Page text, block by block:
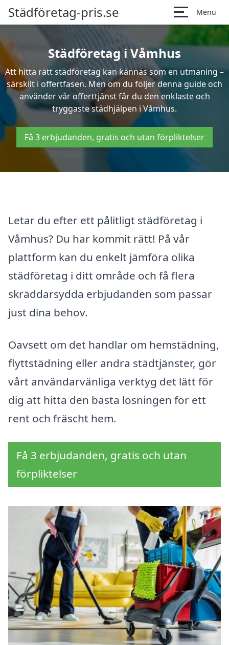
Städföretag-pris.se Menu
Städföretag i Våmhus
Att hitta rätt städföretag kan kännas som en utmaning –
särskilt i offertfasen. Men om du följer denna guide och
använder vår offerttjänst får du den enklaste och
tryggaste städhjälpen i Våmhus.
Få 3 erbjudanden, gratis och utan förpliktelser
Letar du efter ett pålitligt städföretag i
Våmhus? Du har kommit rätt! På vår
plattform kan du enkelt jämföra olika
städföretag i ditt område och få flera
skräddarsydda erbjudanden som passar
just dina behov.
Oavsett om det handlar om hemstädning,
flyttstädning eller andra städtjänster, gör
vårt användarvänliga verktyg det lätt för
dig att hitta den bästa lösningen för ett
rent och fräscht hem.
Få 3 erbjudanden, gratis och utan
förpliktelser